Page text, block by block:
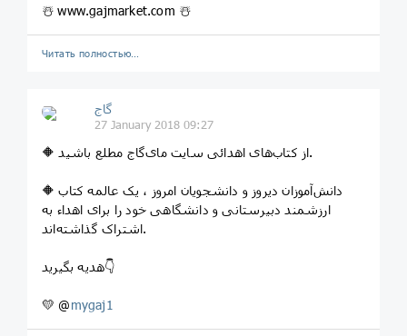
☃️ www.gajmarket.com ☃️
Читать полностью…
گاج
27 January 2018 09:27
🔶 از کتاب‌های اهدائی سایت مای‌گاج مطلع باشید.
🔶 دانش‌آموزان دیروز و دانشجویان امروز ، یک عالمه کتاب
ارزشمند دبیرستانی و دانشگاهی خود را برای اهداء به
اشتراک گذاشته‌اند.
هدیه بگیرید👇
💛 @mygaj1